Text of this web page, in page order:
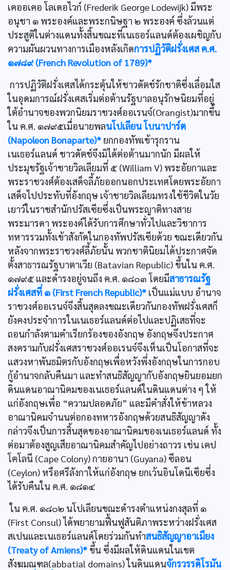
เคออเคอ โลเดอไวก์ (Frederik George Lodewijk) มีพระ
อนุชา ๑ พระองค์และพระกนิษฐา ๒ พระองค์ ซึ่งล้วนแต่
ประสูติในต่างแดนทั้งสิ้นขณะที่เนเธอร์แลนด์ต้องเผชิญกับ
ความผันผวนทางการเมืองหลังเกิดการปฏิวัติฝรั่งเศส ค.ศ.
๑๗๘๙ (French Revolution of 1789)*
การปฏิวัติฝรั่งเศสได้กระตุ้นให้ชาวดัตช์รักชาติซึ่งเลื่อมใส
ในอุดมการณ์ฝรั่งเศสเริ่มต่อต้านรัฐบาลอนุรักษนิยมที่อยู่
ใต้อำนาจของพวกนิยมราชวงศ์ออเรนจ์(Orangist)มากขึ้น
ใน ค.ศ. ๑๗๙๕เมื่อนายพลนโปเลียน โบนาปาร์ต
(Napoleon Bonaparte)* ยกกองทัพเข้ารุกราน
เนเธอร์แลนด์ ชาวดัตช์จึงมิได้ต่อต้านมากนัก มีผลให้
ประมุขรัฐเจ้าชายวิลเลียมที่ ๕ (William V) พระอัยกาและ
พระราชวงศ์ต้องเสด็จลี้ภัยออกนอกประเทศโดยพระอัยกา
เสด็จไปประทับที่อังกฤษ เจ้าชายวิลเลียมทรงใช้ชีวิตในวัย
เยาว์ในราชสำนักปรัสเซียซึ่งเป็นพระญาติทางสาย
พระมารดา พระองค์ได้รับการศึกษาทั่วไปและวิชาการ
ทหารรวมทั้งเข้าสังกัดในกองทัพปรัสเซียด้วย ขณะเดียวกัน
หลังจากพระราชวงศ์ลี้ภัยนั้น พวกชาตินิยมได้ประกาศจัด
ตั้งสาธารณรัฐบาตาเวีย (Batavian Republic) ขึ้นใน ค.ศ.
๑๗๙๕ และดำรงอยู่จนถึง ค.ศ. ๑๘๐๓ โดยมีสาธารณรัฐ
ฝรั่งเศสที่ ๑ (First French Republic)* เป็นแม่แบบ อำนาจ
ราชวงศ์ออเรนจ์จึงสิ้นสุดลงขณะเดียวกันกองทัพฝรั่งเศสก็
ยังคงประจำการในเนเธอร์แลนด์ต่อไปและปฏิเสธที่จะ
ถอนกำลังตามคำเรียกร้องของอังกฤษ อังกฤษจึงประกาศ
สงครามกับฝรั่งเศสราชวงศ์ออเรนจ์จึงเห็นเป็นโอกาสที่จะ
แสวงหาพันธมิตรกับอังกฤษเพื่อหวังพึ่งอังกฤษในการกอบ
กู้อำนาจกลับคืนมา และทำสนธิสัญญากับอังกฤษยินยอมยก
ดินแดนอาณานิคมของเนเธอร์แลนด์ในดินแดนต่าง ๆ ให้
แก่อังกฤษเพื่อ “ความปลอดภัย” และมีคำสั่งให้ข้าหลวง
อาณานิคมจำนนต่อกองทหารอังกฤษด้วยสนธิสัญญาดัง
กล่าวจึงเป็นการสิ้นสุดของอาณานิคมของเนเธอร์แลนด์ ทั้ง
ต่อมาต้องสูญเสียอาณานิคมสำคัญไปอย่างถาวร เช่น เคป
โคโลนี (Cape Colony) กายอานา (Guyana) ซีลอน
(Ceylon) หรือศรีลังกาให้แก่อังกฤษ ยกเว้นอินโดนีเซียซึ่ง
ได้รับคืนใน ค.ศ. ๑๘๑๔
ใน ค.ศ. ๑๘๐๒ นโปเลียนขณะดำรงตำแหน่งกงสุลที่ ๑
(First Consul) ได้พยายามฟื้นฟูสันติภาพระหว่างฝรั่งเศส
สเปนและเนเธอร์แลนด์โดยร่วมกันทำสนธิสัญญาอาเมียง
(Treaty of Amiens)* ขึ้น ซึ่งมีผลให้ดินแดนในเขต
สังฆมณฑล(abbatial domains) ในดินแดนจักรวรรดิโรมัน